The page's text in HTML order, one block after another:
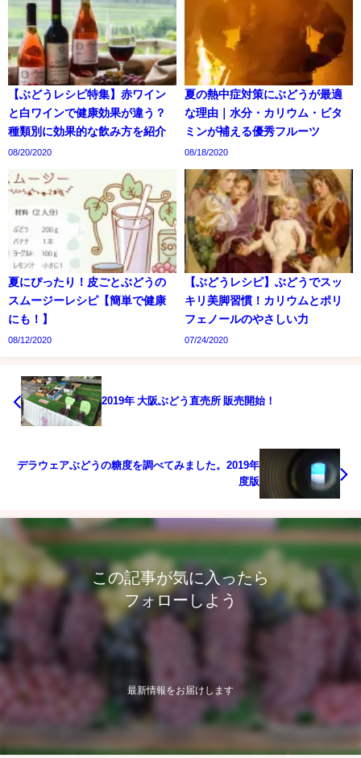
【ぶどうレシピ特集】赤ワイン
と白ワインで健康効果が違う？
種類別に効果的な飲み方を紹介
08/20/2020
夏の熱中症対策にぶどうが最適
な理由｜水分・カリウム・ビタ
ミンが補える優秀フルーツ
08/18/2020
夏にぴったり！皮ごとぶどうの
スムージーレシピ【簡単で健康
にも！】
08/12/2020
【ぶどうレシピ】ぶどうでスッ
キリ美脚習慣！カリウムとポリ
フェノールのやさしい力
07/24/2020
2019年 大阪ぶどう直売所 販売開始！
デラウェアぶどうの糖度を調べてみました。2019年
度版
この記事が気に入ったら
フォローしよう
最新情報をお届けします